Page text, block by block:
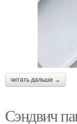
читать дальше →
Сэндвич